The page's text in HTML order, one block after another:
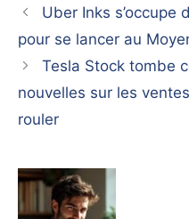
Uber Inks s’occupe
pour se lancer au
Tesla Stock tombe
nouvelles sur les
rouler